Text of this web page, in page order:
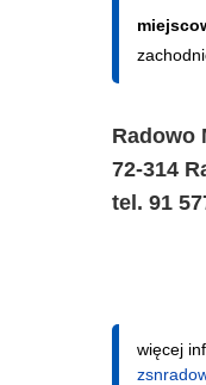
Radowo
72-314
tel. 91
więcej